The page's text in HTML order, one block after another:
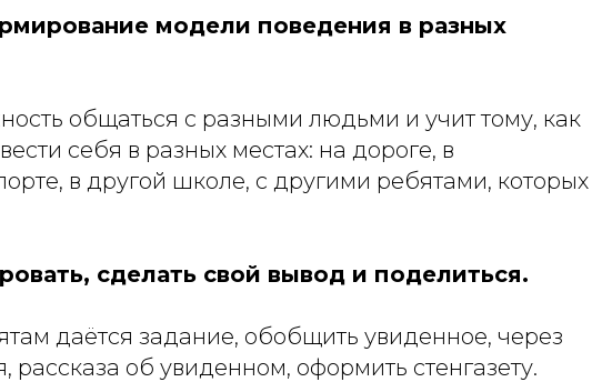
модели поведения в разных
общаться с разными людьми и учит тому, как
себя в разных местах: на дороге, в
в другой школе, с другими ребятами, которых
сделать свой вывод и поделиться.
даётся задание, обобщить увиденное, через
рассказа об увиденном, оформить стенгазету.